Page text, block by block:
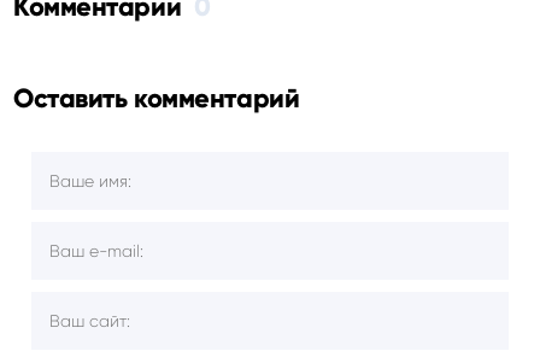
Комментарии 0
Оставить комментарий